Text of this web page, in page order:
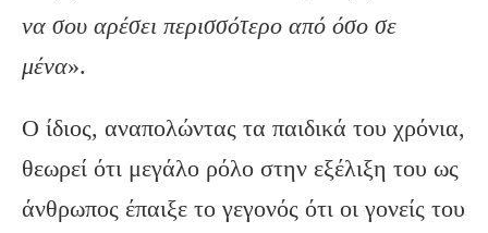
να σου αρέσει περισσότερο από όσο σε
μένα».
O ίδιος, αναπολώντας τα παιδικά του χρόνια,
θεωρεί ότι μεγάλο ρόλο στην εξέλιξη του ως
άνθρωπος έπαιξε το γεγονός ότι οι γονείς του